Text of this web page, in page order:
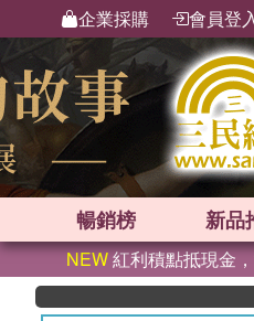
企業採購 會員登
暢銷榜 新品
NEW紅利積點抵現金